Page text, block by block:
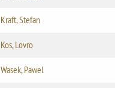
Kraft, Stefan
Kos, Lovro
Wasek, Pawel